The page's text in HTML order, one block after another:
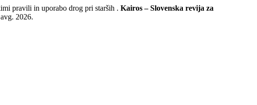
pravili in uporabo drog pri starših . Kairos – Slovenska revija za
2026.